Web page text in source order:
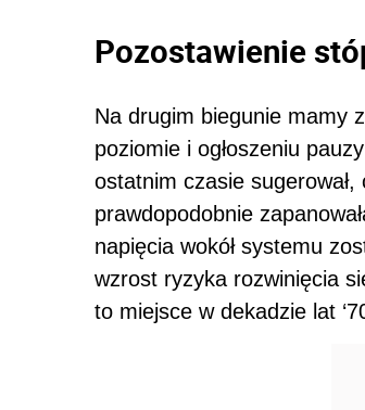
Pozostawienie
Na drugim biegunie mamy
poziomie i ogłoszeniu
ostatnim czasie
prawdopodobnie
napięcia wokół systemu
wzrost ryzyka rozwinięcia
to miejsce w dekadzie lat